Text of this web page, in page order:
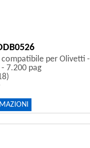
compatibile per Olivetti -
7.200 pag